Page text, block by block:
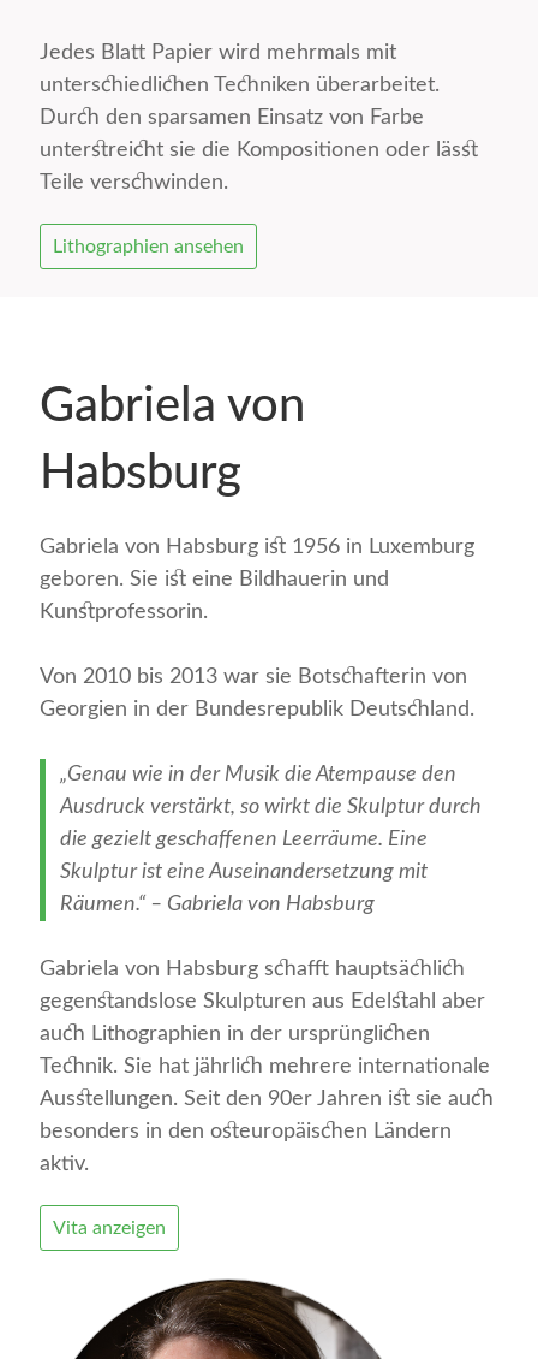
Jedes Blatt Papier wird mehrmals mit
unterschiedlichen Techniken überarbeitet.
Durch den sparsamen Einsatz von Farbe
unterstreicht sie die Kompositionen oder lässt
Teile verschwinden.
Lithographien ansehen
Gabriela von
Habsburg
Gabriela von Habsburg ist 1956 in Luxemburg
geboren. Sie ist eine Bildhauerin und
Kunstprofessorin.
Von 2010 bis 2013 war sie Botschafterin von
Georgien in der Bundesrepublik Deutschland.
„Genau wie in der Musik die Atempause den
Ausdruck verstärkt, so wirkt die Skulptur durch
die gezielt geschaffenen Leerräume. Eine
Skulptur ist eine Auseinandersetzung mit
Räumen.“ – Gabriela von Habsburg
Gabriela von Habsburg schafft hauptsächlich
gegenstandslose Skulpturen aus Edelstahl aber
auch Lithographien in der ursprünglichen
Technik. Sie hat jährlich mehrere internationale
Ausstellungen. Seit den 90er Jahren ist sie auch
besonders in den osteuropäischen Ländern
aktiv.
Vita anzeigen